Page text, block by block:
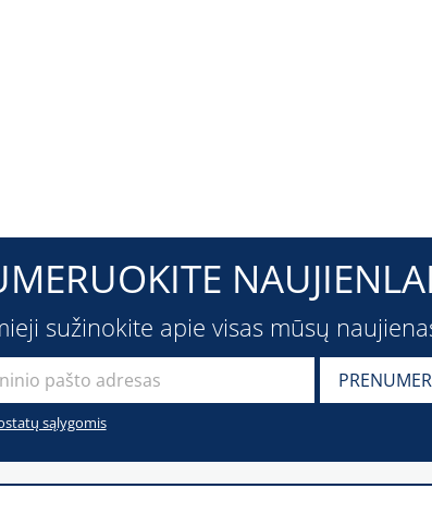
sužinokite apie visas mūsų
sąlygomis